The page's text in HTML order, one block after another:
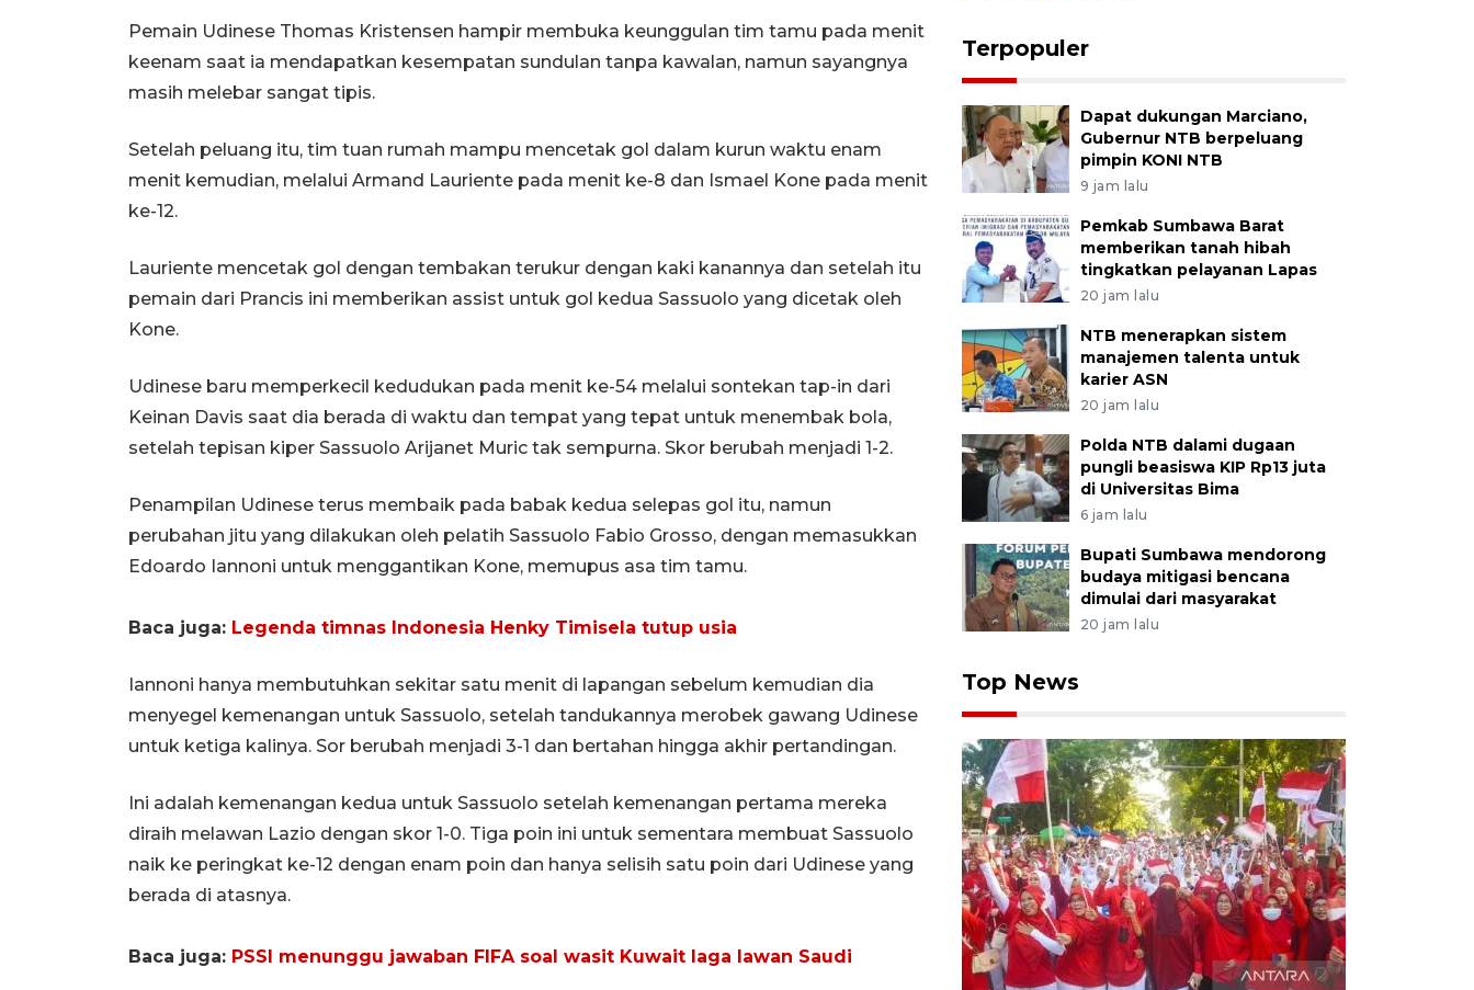
Pemain Udinese Thomas Kristensen hampir membuka keunggulan tim tamu pada menit
keenam saat ia mendapatkan kesempatan sundulan tanpa kawalan, namun sayangnya
masih melebar sangat tipis.
Setelah peluang itu, tim tuan rumah mampu mencetak gol dalam kurun waktu enam
menit kemudian, melalui Armand Lauriente pada menit ke-8 dan Ismael Kone pada menit
ke-12.
Lauriente mencetak gol dengan tembakan terukur dengan kaki kanannya dan setelah itu
pemain dari Prancis ini memberikan assist untuk gol kedua Sassuolo yang dicetak oleh
Kone.
Udinese baru memperkecil kedudukan pada menit ke-54 melalui sontekan tap-in dari
Keinan Davis saat dia berada di waktu dan tempat yang tepat untuk menembak bola,
setelah tepisan kiper Sassuolo Arijanet Muric tak sempurna. Skor berubah menjadi 1-2.
Penampilan Udinese terus membaik pada babak kedua selepas gol itu, namun
perubahan jitu yang dilakukan oleh pelatih Sassuolo Fabio Grosso, dengan memasukkan
Edoardo Iannoni untuk menggantikan Kone, memupus asa tim tamu.
Baca juga: Legenda timnas Indonesia Henky Timisela tutup usia
Iannoni hanya membutuhkan sekitar satu menit di lapangan sebelum kemudian dia
menyegel kemenangan untuk Sassuolo, setelah tandukannya merobek gawang Udinese
untuk ketiga kalinya. Sor berubah menjadi 3-1 dan bertahan hingga akhir pertandingan.
Ini adalah kemenangan kedua untuk Sassuolo setelah kemenangan pertama mereka
diraih melawan Lazio dengan skor 1-0. Tiga poin ini untuk sementara membuat Sassuolo
naik ke peringkat ke-12 dengan enam poin dan hanya selisih satu poin dari Udinese yang
berada di atasnya.
Baca juga: PSSI menunggu jawaban FIFA soal wasit Kuwait laga lawan Saudi
Terpopuler
Dapat dukungan Marciano,
Gubernur NTB berpeluang
pimpin KONI NTB
9 jam lalu
Pemkab Sumbawa Barat
memberikan tanah hibah
tingkatkan pelayanan Lapas
20 jam lalu
NTB menerapkan sistem
manajemen talenta untuk
karier ASN
20 jam lalu
Polda NTB dalami dugaan
pungli beasiswa KIP Rp13 juta
di Universitas Bima
6 jam lalu
Bupati Sumbawa mendorong
budaya mitigasi bencana
dimulai dari masyarakat
20 jam lalu
Top News